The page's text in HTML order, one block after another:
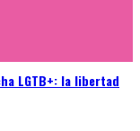
LGTB+: la libertad